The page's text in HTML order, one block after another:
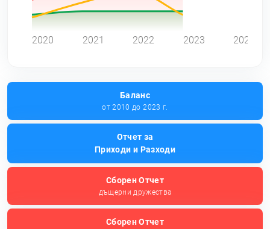
2020 2021 2022 2023 2024
Баланс
от 2010 до 2023 г.
Отчет за
Приходи и Разходи
Сборен Отчет
дъщерни дружества
Сборен Отчет